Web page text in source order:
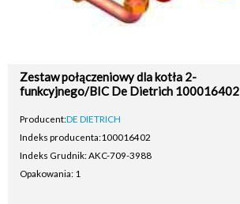
Zestaw połączeniowy dla kotła 2-
funkcyjnego/BIC De Dietrich 100016402
Producent:DE DIETRICH
Indeks producenta:100016402
Indeks Grudnik: AKC-709-3988
Opakowania: 1